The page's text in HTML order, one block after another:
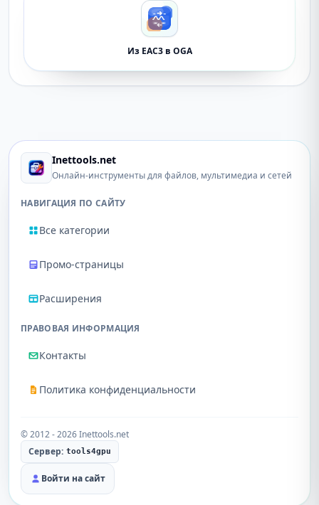
Из EAC3 в OGA
Inettools.net
Онлайн-инструменты для файлов, мультимедиа и сетей
НАВИГАЦИЯ ПО САЙТУ
Все категории
Промо-страницы
Расширения
ПРАВОВАЯ ИНФОРМАЦИЯ
Контакты
Политика конфиденциальности
© 2012 - 2026 Inettools.net
Сервер: tools4gpu
Войти на сайт